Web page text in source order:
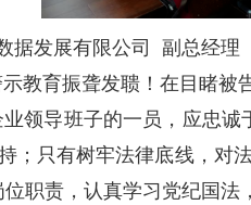
据发展有限公司 副总经理
教育振聋发聩！在目睹被
领导班子的一员，应忠
；只有树牢法律底线，对
职责，认真学习党纪国法